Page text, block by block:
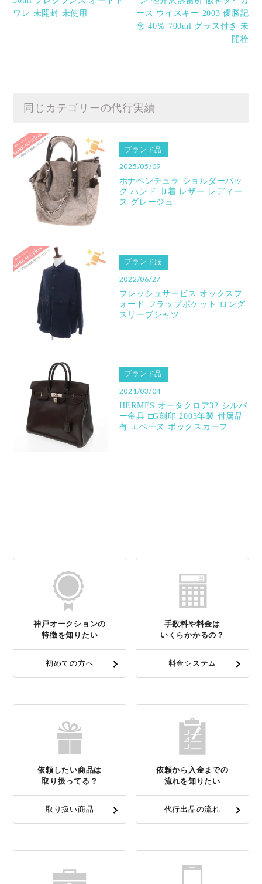
ワレ 未開封 未使用
ース ウイスキー 2003 優勝記
念 40％ 700ml グラス付き 未
開栓
同じカテゴリーの代行実績
ブランド品
2025/05/09
ボナベンチュラ ショルダーバッ
グ ハンド 巾着 レザー レディー
ス グレージュ
ブランド服
2022/06/27
フレッシュサービス オックスフ
ォード フラップポケット ロング
スリーブシャツ
ブランド品
2021/03/04
HERMES オータクロア32 シルバ
ー金具 □G刻印 2003年製 付属品
有 エベーヌ ボックスカーフ
神戸オークションの
特徴を知りたい
初めての方へ
手数料や料金は
いくらかかるの？
料金システム
依頼したい商品は
取り扱ってる？
取り扱い商品
依頼から入金までの
流れを知りたい
代行出品の流れ